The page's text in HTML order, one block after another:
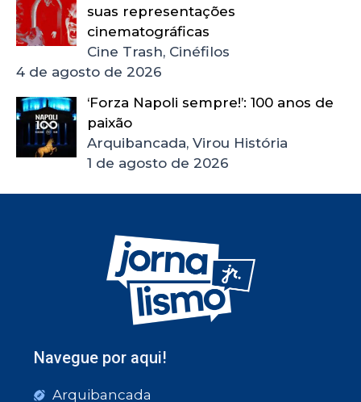
suas representações
cinematográficas
Cine Trash, Cinéfilos
4 de agosto de 2026
‘Forza Napoli sempre!’: 100 anos de
paixão
Arquibancada, Virou História
1 de agosto de 2026
Navegue por aqui!
Arquibancada